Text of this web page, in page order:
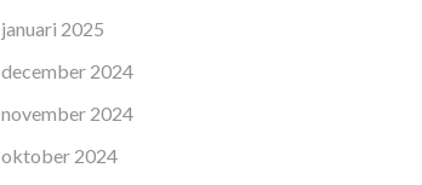
januari 2025
december 2024
november 2024
oktober 2024